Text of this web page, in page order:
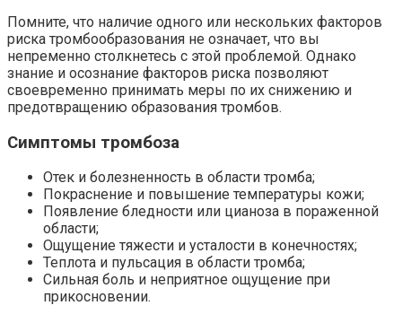
Помните, что наличие одного или нескольких факторов
риска тромбообразования не означает, что вы
непременно столкнетесь с этой проблемой. Однако
знание и осознание факторов риска позволяют
своевременно принимать меры по их снижению и
предотвращению образования тромбов.
Симптомы тромбоза
Отек и болезненность в области тромба;
Покраснение и повышение температуры кожи;
Появление бледности или цианоза в пораженной
области;
Ощущение тяжести и усталости в конечностях;
Теплота и пульсация в области тромба;
Сильная боль и неприятное ощущение при
прикосновении.